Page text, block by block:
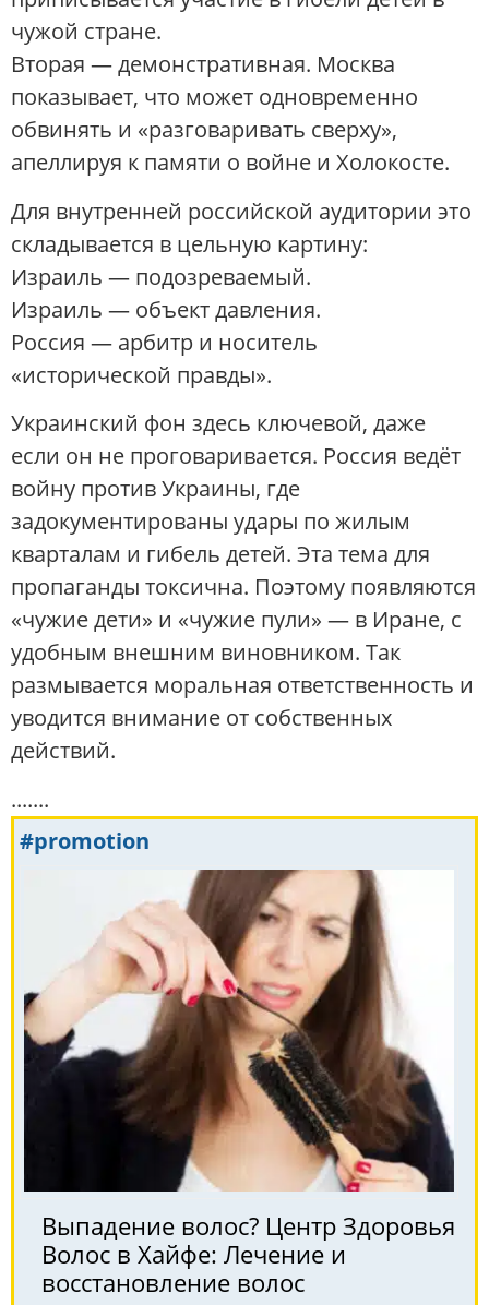
чужой стране.
Вторая — демонстративная. Москва
показывает, что может одновременно
обвинять и «разговаривать сверху»,
апеллируя к памяти о войне и Холокосте.
Для внутренней российской аудитории это
складывается в цельную картину:
Израиль — подозреваемый.
Израиль — объект давления.
Россия — арбитр и носитель
«исторической правды».
Украинский фон здесь ключевой, даже
если он не проговаривается. Россия ведёт
войну против Украины, где
задокументированы удары по жилым
кварталам и гибель детей. Эта тема для
пропаганды токсична. Поэтому появляются
«чужие дети» и «чужие пули» — в Иране, с
удобным внешним виновником. Так
размывается моральная ответственность и
уводится внимание от собственных
действий.
.......
#promotion
Выпадение волос? Центр Здоровья
Волос в Хайфе: Лечение и
восстановление волос